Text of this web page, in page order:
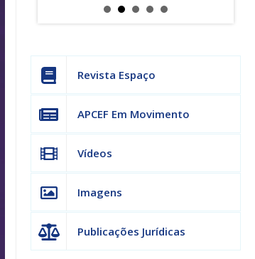
Revista Espaço
APCEF Em Movimento
Vídeos
Imagens
Publicações Jurídicas